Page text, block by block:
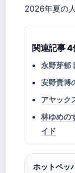
2026年夏の
関連記事 4
永野芽郁
安野貴博
アヤック
林ゆめの
イド
ホットペッ